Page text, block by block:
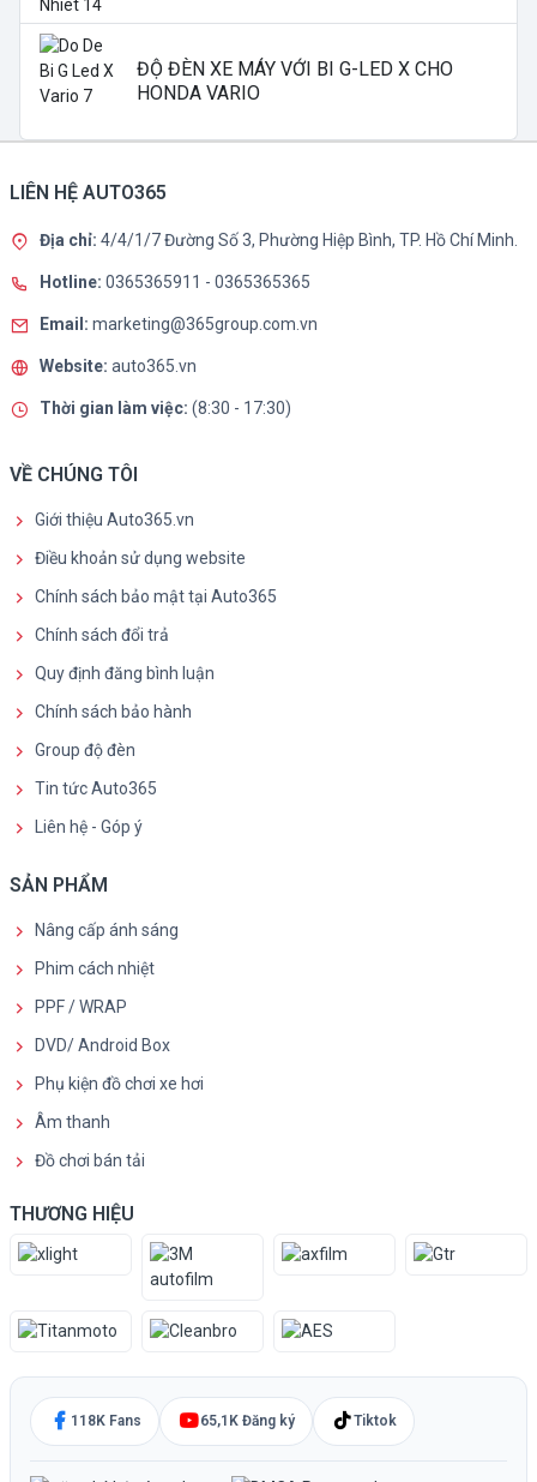
ĐỘ ĐÈN XE MÁY VỚI BI G-LED X CHO
HONDA VARIO
LIÊN HỆ AUTO365
Địa chỉ: 4/4/1/7 Đường Số 3, Phường Hiệp Bình, TP. Hồ Chí Minh.
Hotline: 0365365911 - 0365365365
Email: marketing@365group.com.vn
Website: auto365.vn
Thời gian làm việc: (8:30 - 17:30)
VỀ CHÚNG TÔI
Giới thiệu Auto365.vn
Điều khoản sử dụng website
Chính sách bảo mật tại Auto365
Chính sách đổi trả
Quy định đăng bình luận
Chính sách bảo hành
Group độ đèn
Tin tức Auto365
Liên hệ - Góp ý
SẢN PHẨM
Nâng cấp ánh sáng
Phim cách nhiệt
PPF / WRAP
DVD/ Android Box
Phụ kiện đồ chơi xe hơi
Âm thanh
Đồ chơi bán tải
THƯƠNG HIỆU
118K Fans 65,1K Đăng ký Tiktok